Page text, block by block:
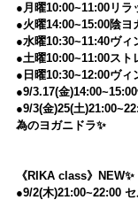
●月曜10:00~11:00リラ
●火曜14:00~15:00陰ヨ
●水曜10:30~11:40ヴィ
●土曜10:00~11:00スト
●日曜10:30~12:00ヴ
●9/3.17(金
●9/3(金)25(土
為のヨガニドラ✨
《RIKA class》NEW✨
●9/2(木)21:00~22:00